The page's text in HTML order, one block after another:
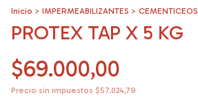
Inicio > IMPERMEABILIZANTES > CEMENTICEOS
PROTEX TAP X 5 KG
$69.000,00
Precio sin impuestos $57.024,79